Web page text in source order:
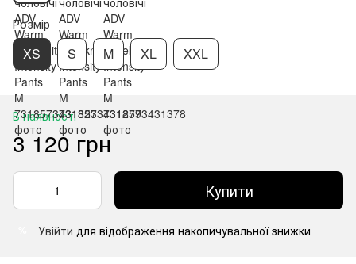
Розмір
XS S M XL XXL
В наявності
3 120 грн
Купити
Увійти для відображення накопичувальної знижки